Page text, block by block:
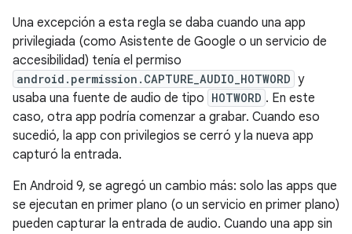
Una excepción a esta regla se daba cuando una app
privilegiada (como Asistente de Google o un servicio de
accesibilidad) tenía el permiso
android.permission.CAPTURE_AUDIO_HOTWORD y
usaba una fuente de audio de tipo HOTWORD . En este
caso, otra app podría comenzar a grabar. Cuando eso
sucedió, la app con privilegios se cerró y la nueva app
capturó la entrada.
En Android 9, se agregó un cambio más: solo las apps que
se ejecutan en primer plano (o un servicio en primer plano)
pueden capturar la entrada de audio. Cuando una app sin